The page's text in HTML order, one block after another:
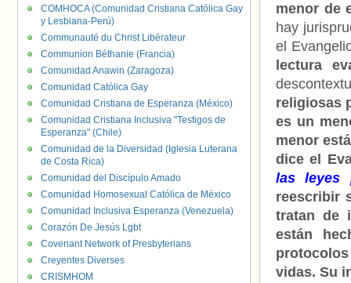
menor de
hay
el
lectura
religiosas
es un
menor
dice el
las leyes
reescribir
tratan de
están
vidas. Su
COMHOCA (Comunidad Cristiana Católica Gay
y Lesbiana-Perú)
Communauté du Christ Libérateur
Communion Béthanie (Francia)
Comunidad Anawin (Zaragoza)
Comunidad Católica Gay
Comunidad Cristiana de Esperanza (México)
Comunidad Cristiana Inclusiva "Testigos de
Esperanza" (Chile)
Comunidad de la Diversidad (Iglesia Luterana
de Costa Rica)
Comunidad del Discípulo Amado
Comunidad Homosexual Católica de México
Comunidad Inclusiva Esperanza (Venezuela)
Corazón De Jesús Lgbt
Covenant Network of Presbyterians
Creyentes Diverses
CRISMHOM